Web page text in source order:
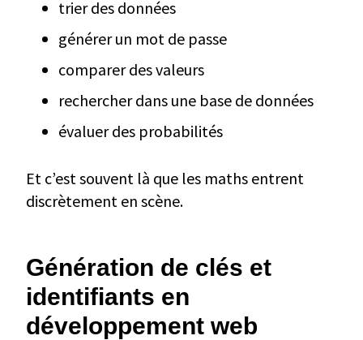
trier des données
générer un mot de passe
comparer des valeurs
rechercher dans une base de données
évaluer des probabilités
Et c’est souvent là que les maths entrent
discrètement en scène.
Génération de clés et
identifiants en
développement web